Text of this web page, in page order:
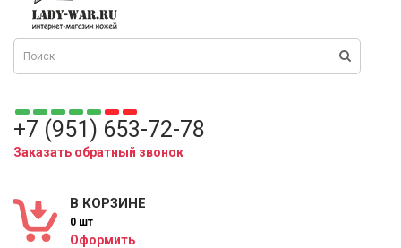
+7 (951) 653-72-78
Заказать обратный звонок
В КОРЗИНЕ
0 шт
Оформить